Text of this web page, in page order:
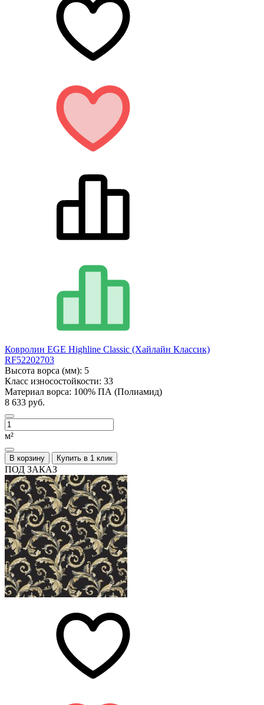
Ковролин EGE Highline Classic (Хайлайн Классик)
RF52202703
Высота ворса (мм): 5
Класс износостойкости: 33
Материал ворса: 100% ПА (Полиамид)
8 633 руб.
м²
В корзину Купить в 1 клик
ПОД ЗАКАЗ